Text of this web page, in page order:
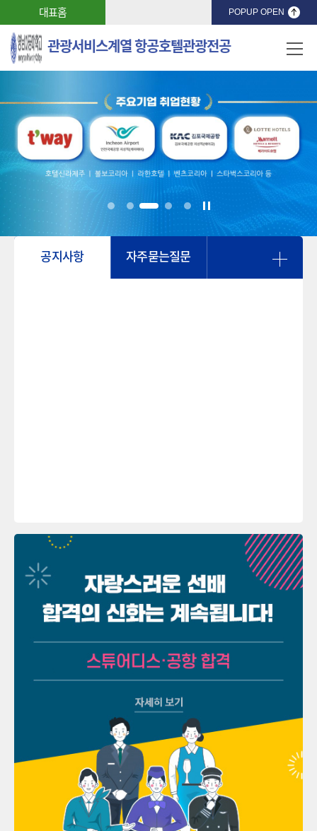
대표홈 POPUP OPEN
관광서비스계열 항공호텔관광전공
공지사항 자주묻는질문